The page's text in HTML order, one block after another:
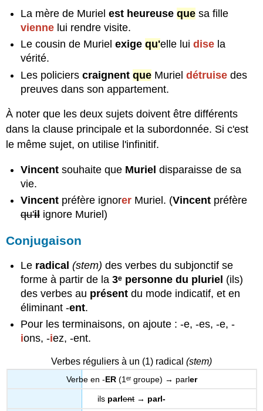
subjonctif
(émotion)
Exercice
6
subjonctif,
indicatif,
Exercice
7
subjonctif,
infinitif
La mère de Murielest heureuse que sa fille
vienne lui rendre visite.
Le cousin de Murielexige qu'elle luidise la
vérité.
Les policierscraignent que Murieldétruise des
preuves dans son appartement.
À noter que les deux sujets doivent être différents
dans la clause principale et la subordonnée. Si c'est
le même sujet, on utilise l'infinitif.
Vincent souhaite que Muriel disparaisse de sa
vie.
Vincent préfère ignorer Muriel. (Vincent préfère
qu'il ignore Muriel)
Conjugaison
Le radical (stem) des verbes du subjonctif se
forme à partir de la3ᵉ personne du pluriel (ils)
des verbes au présent du mode indicatif, et en
éliminant -ent.
Pour les terminaisons, on ajoute : -e, -es, -e, -
ions, -iez, -ent.
Verbes réguliers à un (1) radical (stem)
Verbe en -ER(1ᵉʳ groupe) → parler
ils parlent → parl-